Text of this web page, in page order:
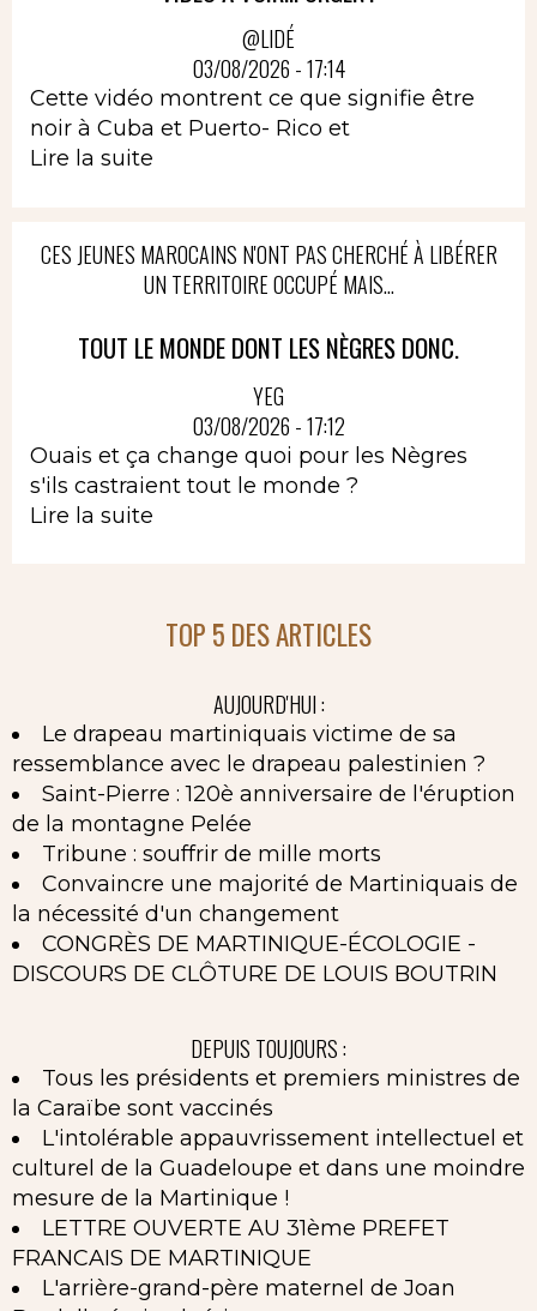
@LIDÉ
03/08/2026 - 17:14
Cette vidéo montrent ce que signifie être
noir à Cuba et Puerto- Rico et
Lire la suite
CES JEUNES MAROCAINS N'ONT PAS CHERCHÉ À LIBÉRER
UN TERRITOIRE OCCUPÉ MAIS...
TOUT LE MONDE DONT LES NÈGRES DONC.
YEG
03/08/2026 - 17:12
Ouais et ça change quoi pour les Nègres
s'ils castraient tout le monde ?
Lire la suite
TOP 5 DES ARTICLES
AUJOURD'HUI :
Le drapeau martiniquais victime de sa
ressemblance avec le drapeau palestinien ?
Saint-Pierre : 120è anniversaire de l'éruption
de la montagne Pelée
Tribune : souffrir de mille morts
Convaincre une majorité de Martiniquais de
la nécessité d'un changement
CONGRÈS DE MARTINIQUE-ÉCOLOGIE -
DISCOURS DE CLÔTURE DE LOUIS BOUTRIN
DEPUIS TOUJOURS :
Tous les présidents et premiers ministres de
la Caraïbe sont vaccinés
L'intolérable appauvrissement intellectuel et
culturel de la Guadeloupe et dans une moindre
mesure de la Martinique !
LETTRE OUVERTE AU 31ème PREFET
FRANCAIS DE MARTINIQUE
L'arrière-grand-père maternel de Joan